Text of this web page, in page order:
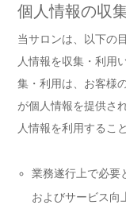
個人情報の収
当サロンは、以下の
人情報を収集・利用
集・利用は、お客様
が個人情報を提供さ
人情報を利用するこ
業務遂行上で必要
およびサービス向